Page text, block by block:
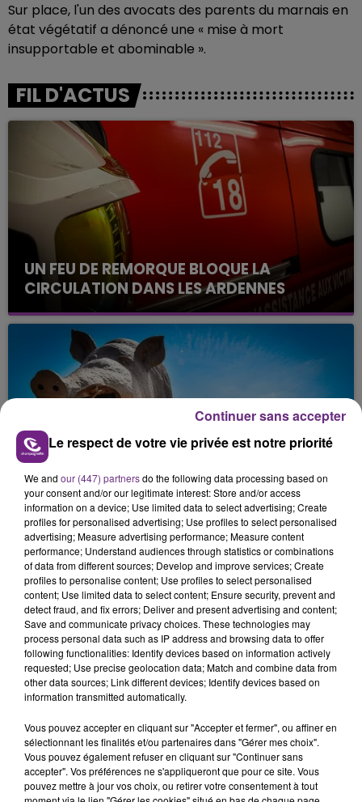
Sur place, l'un des avocats des parents du marnais en
état végétatif a dénoncé une « mise à mort
insupportable et abominable ».
FIL D'ACTUS
UN FEU DE REMORQUE BLOQUE LA
CIRCULATION DANS LES ARDENNES
Un feu de remorque s'est déclaré ce mercredi en
fin de matinée sur l'A34.
VENEZ FÊTER CE WEEK-END
L'ANNIVERSAIRE DE WOINIC
Ce samedi 8 août sera un grand jour :
l'anniversaire du plus gros sanglier du monde.
Une fête est donc organisée et vous êtes tous
conviés !
TITRES DIFFUSÉS
10h44
10h44
RIHANNA FEAT. CALVIN HARRIS
We Found Love
10h41
10h41
ALEX WARREN
Fever Dream
Le respect de votre vie privée est notre priorité
We and our (447) partnersdo the following data processing based on
your consent and/or our legitimate interest: Store and/or access
information on a device; Use limited data to select advertising; Create
profiles for personalised advertising; Use profiles to select personalised
advertising; Measure advertising performance; Measure content
performance; Understand audiences through statistics or combinations
of data from different sources; Develop and improve services; Create
profiles to personalise content; Use profiles to select personalised
content; Use limited data to select content; Ensure security, prevent and
detect fraud, and fix errors; Deliver and present advertising and content;
Save and communicate privacy choices. These technologies may
process personal data such as IP address and browsing data to offer
following functionalities: Identify devices based on information actively
requested; Use precise geolocation data; Match and combine data from
other data sources; Link different devices; Identify devices based on
information transmitted automatically.
Vous pouvez accepter en cliquant sur "Accepter et fermer", ou affiner en
sélectionnant les finalités et/ou partenaires dans "Gérer mes choix".
Vous pouvez également refuser en cliquant sur "Continuer sans
accepter". Vos préférences ne s'appliqueront que pour ce site. Vous
pouvez mettre à jour vos choix, ou retirer votre consentement à tout
Continuer sans accepter